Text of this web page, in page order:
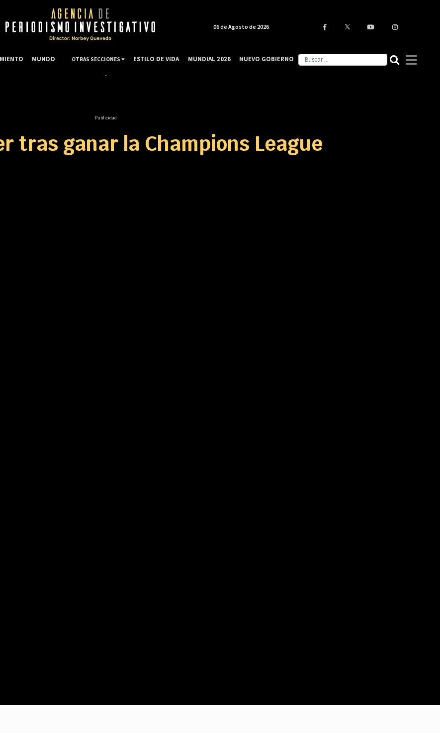
Publicidad
tras ganar la Champions League
06 de Agosto de 2026
MUNDO OTRAS SECCIONES ESTILO DE VIDA MUNDIAL 2026 NUEVO GOBIERNO